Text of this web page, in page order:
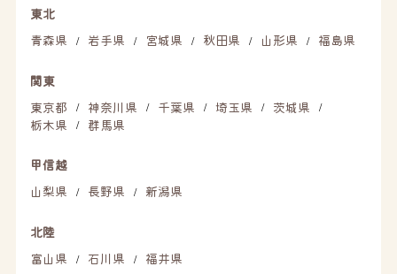
東北
青森県
/ 岩手県 / 宮城県 / 秋田県 / 山形県 / 福島県
関東
東京都
/ 神奈川県 / 千葉県 / 埼玉県 / 茨城県 /
栃木県 / 群馬県
甲信越
山梨県
/ 長野県 / 新潟県
北陸
富山県
/ 石川県 / 福井県